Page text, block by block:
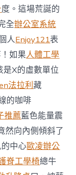
脅
加
劇
北
京
批
“嚴
重
戰
略
誤
判”〉
中
度。這場荒誕的
全辦公室系統
人Enjoy121表
如果人體工學
是X的虛數單位
法拉利藏
的咖啡
推薦藍色能量震
然向內側傾斜了
中心歐凌辦公
脊工學椅總牛